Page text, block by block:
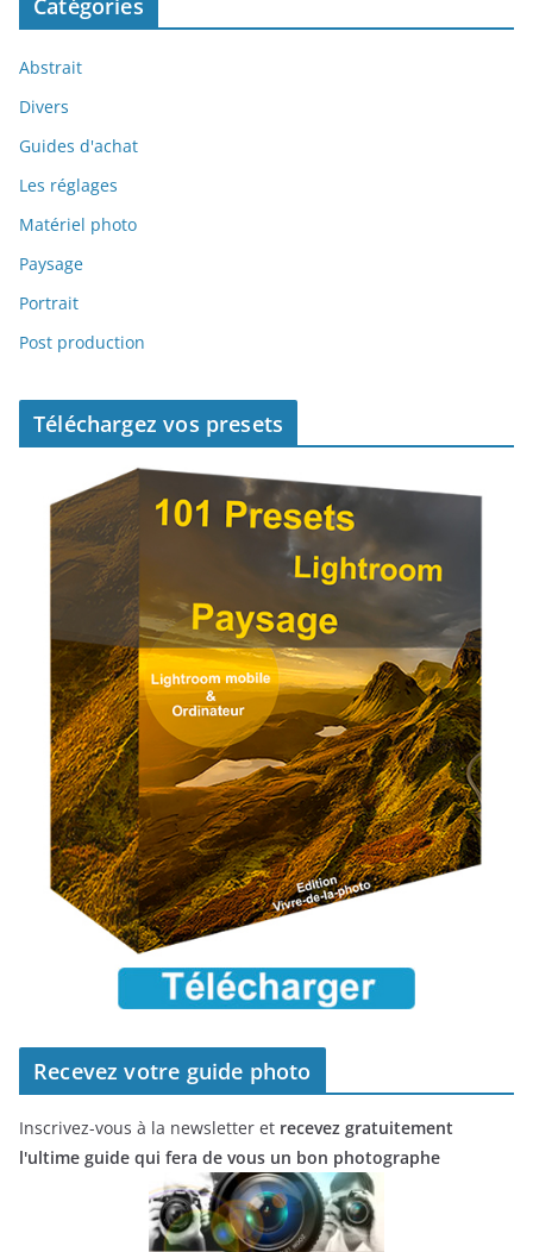
Abstrait
Divers
Guides d'achat
Les réglages
Matériel photo
Paysage
Portrait
Post production
Téléchargez vos presets
Recevez votre guide photo
Inscrivez-vous à la newsletter et recevez gratuitement
l'ultime guide qui fera de vous un bon photographe